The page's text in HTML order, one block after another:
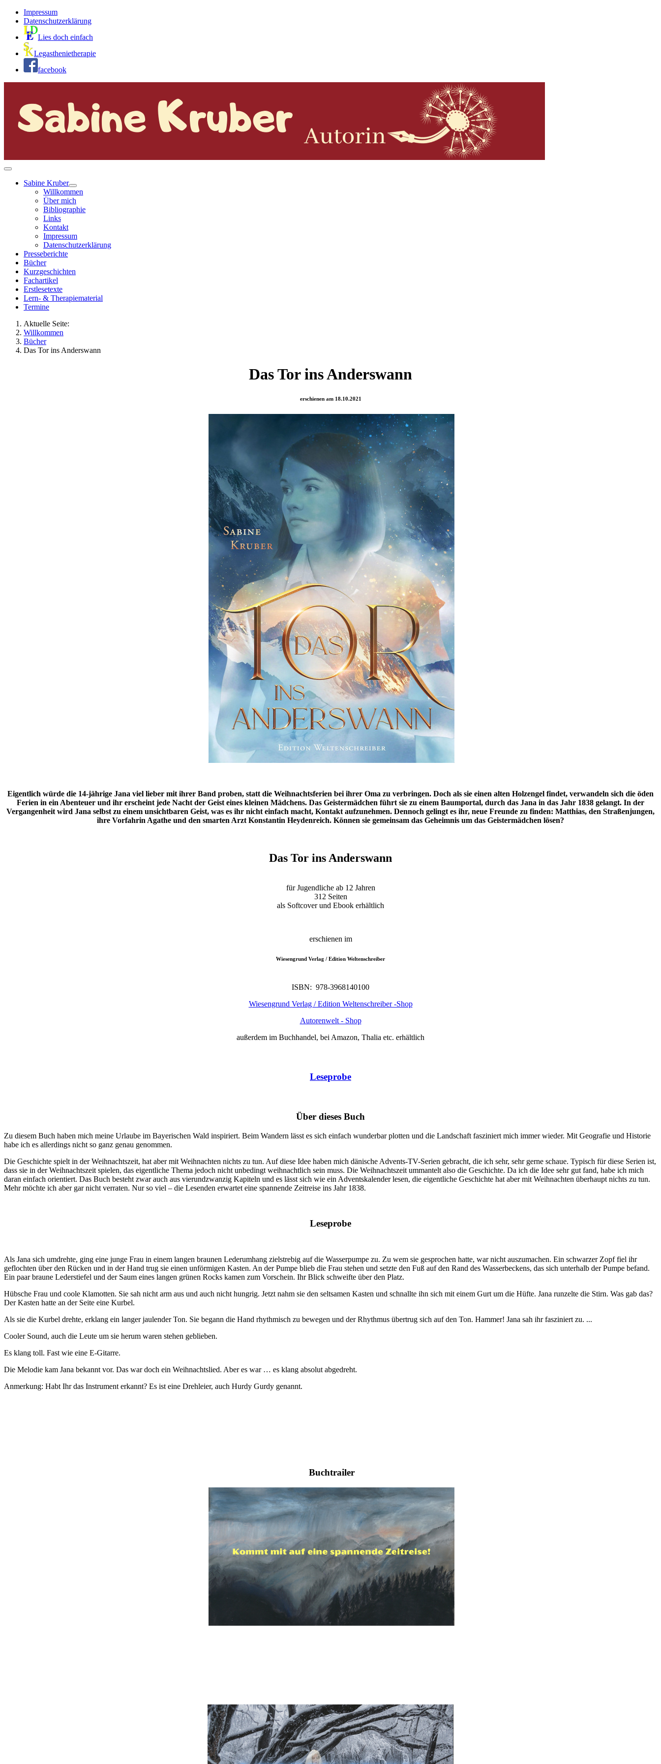
Impressum
Datenschutzerklärung
Lies doch einfach
Legasthenietherapie
facebook
Sabine Kruber
Willkommen
Über mich
Bibliographie
Links
Kontakt
Impressum
Datenschutzerklärung
Presseberichte
Bücher
Kurzgeschichten
Fachartikel
Erstlesetexte
Lern- & Therapiematerial
Termine
Aktuelle Seite:
Willkommen
Bücher
Das Tor ins Anderswann
Das Tor ins Anderswann
erschienen am 18.10.2021
Eigentlich würde die 14-jährige Jana viel lieber mit ihrer Band proben, statt die Weihnachtsferien bei ihrer Oma zu verbringen. Doch als sie einen alten Holzengel findet, verwandeln sich die öden
Ferien in ein Abenteuer und ihr erscheint jede Nacht der Geist eines kleinen Mädchens. Das Geistermädchen führt sie zu einem Baumportal, durch das Jana in das Jahr 1838 gelangt. In der
Vergangenheit wird Jana selbst zu einem unsichtbaren Geist, was es ihr nicht einfach macht, Kontakt aufzunehmen. Dennoch gelingt es ihr, neue Freunde zu finden: Matthias, den Straßenjungen,
ihre Vorfahrin Agathe und den smarten Arzt Konstantin Heydenreich. Können sie gemeinsam das Geheimnis um das Geistermädchen lösen?
Das Tor ins Anderswann
für Jugendliche ab 12 Jahren
312 Seiten
als Softcover und Ebook erhältlich
erschienen im
Wiesengrund Verlag / Edition Weltenschreiber
ISBN: ‎ 978-3968140100
Wiesengrund Verlag / Edition Weltenschreiber -Shop
Autorenwelt - Shop
außerdem im Buchhandel, bei Amazon, Thalia etc. erhältlich
Leseprobe
Über dieses Buch
Zu diesem Buch haben mich meine Urlaube im Bayerischen Wald inspiriert. Beim Wandern lässt es sich einfach wunderbar plotten und die Landschaft fasziniert mich immer wieder. Mit Geografie und Historie
habe ich es allerdings nicht so ganz genau genommen.
Die Geschichte spielt in der Weihnachtszeit, hat aber mit Weihnachten nichts zu tun. Auf diese Idee haben mich dänische Advents-TV-Serien gebracht, die ich sehr, sehr gerne schaue. Typisch für diese Serien ist,
dass sie in der Weihnachtszeit spielen, das eigentliche Thema jedoch nicht unbedingt weihnachtlich sein muss. Die Weihnachtszeit ummantelt also die Geschichte. Da ich die Idee sehr gut fand, habe ich mich
daran einfach orientiert. Das Buch besteht zwar auch aus vierundzwanzig Kapiteln und es lässt sich wie ein Adventskalender lesen, die eigentliche Geschichte hat aber mit Weihnachten überhaupt nichts zu tun.
Mehr möchte ich aber gar nicht verraten. Nur so viel – die Lesenden erwartet eine spannende Zeitreise ins Jahr 1838.
Leseprobe
Als Jana sich umdrehte, ging eine junge Frau in einem langen braunen Lederumhang zielstrebig auf die Wasserpumpe zu. Zu wem sie gesprochen hatte, war nicht auszumachen. Ein schwarzer Zopf fiel ihr
geflochten über den Rücken und in der Hand trug sie einen unförmigen Kasten. An der Pumpe blieb die Frau stehen und setzte den Fuß auf den Rand des Wasserbeckens, das sich unterhalb der Pumpe befand.
Ein paar braune Lederstiefel und der Saum eines langen grünen Rocks kamen zum Vorschein. Ihr Blick schweifte über den Platz.
Hübsche Frau und coole Klamotten. Sie sah nicht arm aus und auch nicht hungrig. Jetzt nahm sie den seltsamen Kasten und schnallte ihn sich mit einem Gurt um die Hüfte. Jana runzelte die Stirn. Was gab das?
Der Kasten hatte an der Seite eine Kurbel.
Als sie die Kurbel drehte, erklang ein langer jaulender Ton. Sie begann die Hand rhythmisch zu bewegen und der Rhythmus übertrug sich auf den Ton. Hammer! Jana sah ihr fasziniert zu. ...
Cooler Sound, auch die Leute um sie herum waren stehen geblieben.
Es klang toll. Fast wie eine E-Gitarre.
Die Melodie kam Jana bekannt vor. Das war doch ein Weihnachtslied. Aber es war … es klang absolut abgedreht.
Anmerkung: Habt Ihr das Instrument erkannt? Es ist eine Drehleier, auch Hurdy Gurdy genannt.
Buchtrailer